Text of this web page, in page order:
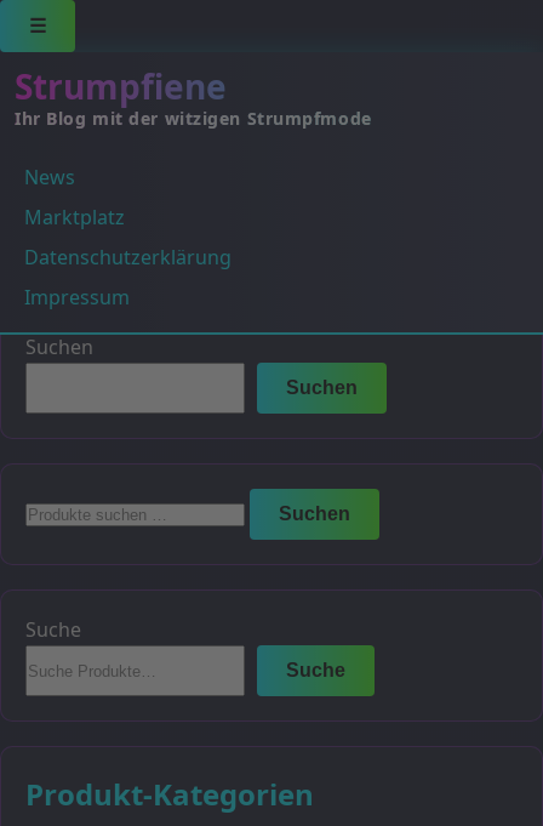
☰
Strumpfiene
Ihr Blog mit der witzigen Strumpfmode
News
Marktplatz
Datenschutzerklärung
Impressum
Graphit (Grau)
Auswahl entsprechen.
Suchen
Suchen
Suchen
nach:
Suchen
Suche
Suche
Produkt-Kategorien